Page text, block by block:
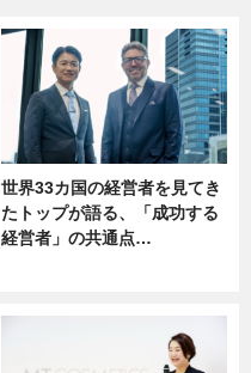
世界33カ国の経営者を見てき
たトップが語る、「成功する
経営者」の共通点…